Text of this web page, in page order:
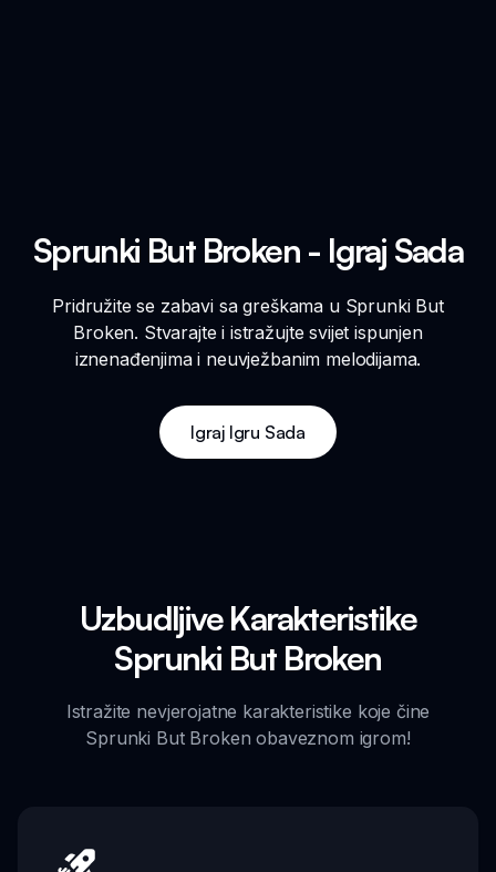
Sprunki But Broken - Igraj Sada
Pridružite se zabavi sa greškama u Sprunki But
Broken. Stvarajte i istražujte svijet ispunjen
iznenađenjima i neuvježbanim melodijama.
Igraj Igru Sada
Uzbudljive Karakteristike
Sprunki But Broken
Istražite nevjerojatne karakteristike koje čine
Sprunki But Broken obaveznom igrom!